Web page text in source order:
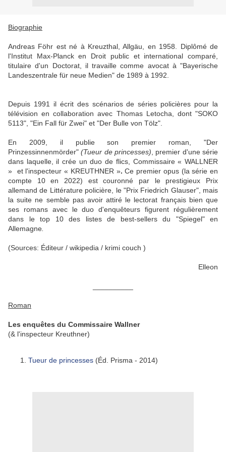
Biographie
Andreas Föhr est né à Kreuzthal, Allgäu, en 1958. Diplômé de
l'Institut Max-Planck en Droit public et international comparé,
titulaire d'un Doctorat, il travaille comme avocat à "Bayerische
Landeszentrale für neue Medien" de 1989 à 1992.
Depuis 1991 il écrit des scénarios de séries policières pour la
télévision en collaboration avec Thomas Letocha, dont "SOKO
5113" , "Ein Fall für Zwei" et "Der Bulle von Tölz"
En 2009, il publie son premier roman, "Der
Prinzessinnenmörder"(Tueur de princesses) , premier d'une série
dans laquelle, il crée un duo de flics, Commissaire « WALLNER
» et l'inspecteur « KREUTHNER ».Ce premier opus (la série en
compte 10 en 2022) est couronné par le prestigieux Prix
allemand de Littérature policière, le "Prix Friedrich Glauser", mais
la suite ne semble pas avoir attiré le lectorat français bien que
ses romans avec le duo d'enquêteurs figurent régulièrement
dans le top 10 des listes de best-sellers du "Spiegel"
en
Allemagne
(Sources: Éditeur / wikipedia / krimi couch )
Elleon
Roman
Les enquêtes du Commissaire Wallner
(& l'inspecteur Kreuthner)
Tueur de princesses (Éd. Prisma - 2014)